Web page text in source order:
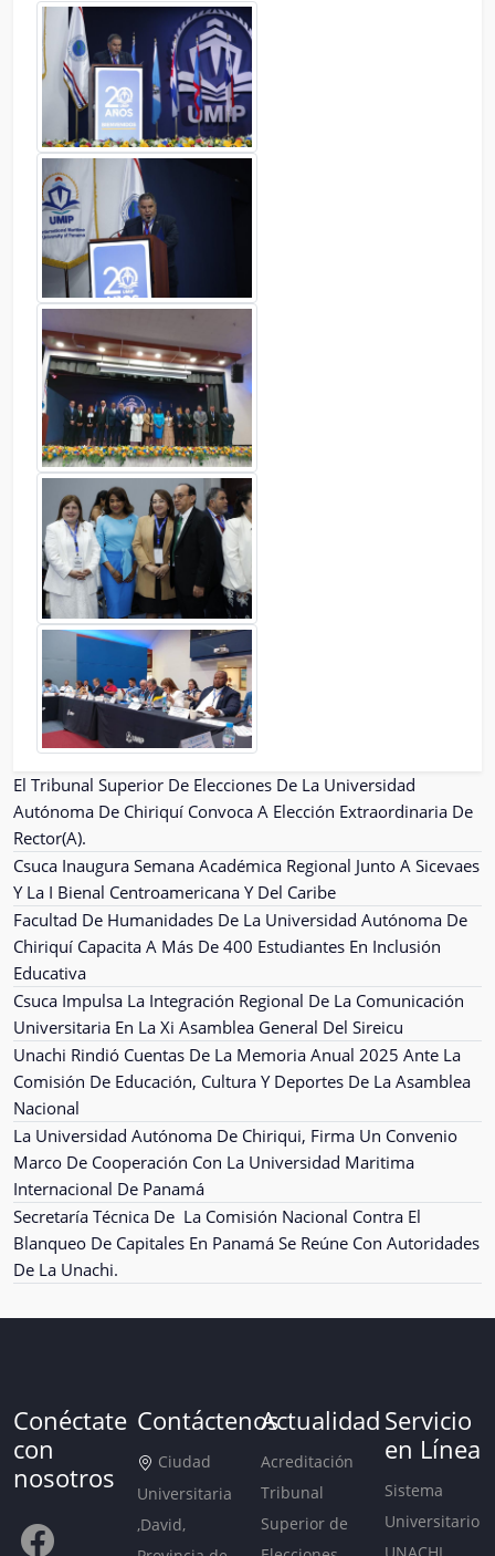
El Tribunal Superior De Elecciones De La Universidad
Autónoma De Chiriquí Convoca A Elección Extraordinaria De
Rector(A).
Csuca Inaugura Semana Académica Regional Junto A Sicevaes
Y La I Bienal Centroamericana Y Del Caribe
Facultad De Humanidades De La Universidad Autónoma De
Chiriquí Capacita A Más De 400 Estudiantes En Inclusión
Educativa
Csuca Impulsa La Integración Regional De La Comunicación
Universitaria En La Xi Asamblea General Del Sireicu
Unachi Rindió Cuentas De La Memoria Anual 2025 Ante La
Comisión De Educación, Cultura Y Deportes De La Asamblea
Nacional
La Universidad Autónoma De Chiriqui, Firma Un Convenio
Marco De Cooperación Con La Universidad Maritima
Internacional De Panamá
Secretaría Técnica De La Comisión Nacional Contra El
Blanqueo De Capitales En Panamá Se Reúne Con Autoridades
De La Unachi.
Conéctate
con
nosotros
Contáctenos
Ciudad
Universitaria
,David,
Actualidad
Acreditación
Tribunal
Superior de
Servicio
en Línea
Sistema
Universitario
UNACHI